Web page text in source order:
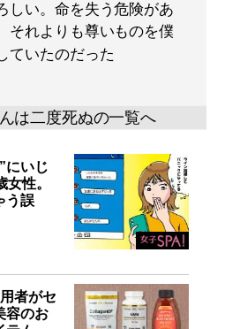
しい。命を失う危険があ
それよりも尊いものを僕
ていたのだった
は二度死ぬの一覧へ
にいじ
性。
う誤
者がセ
容のお